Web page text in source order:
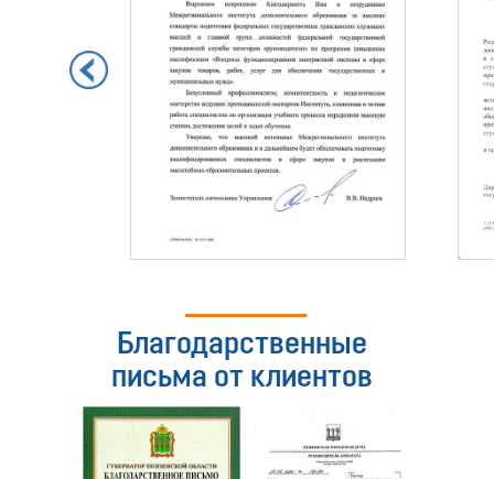
Благодарственные
письма от клиентов